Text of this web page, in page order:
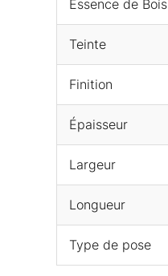
Essence de Bois
Teinte
Finition
Épaisseur
Largeur
Longueur
Type de pose